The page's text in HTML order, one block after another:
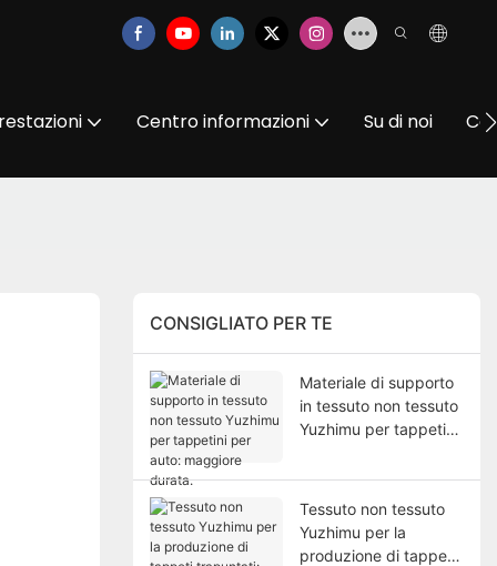
Centro informazioni Su di noi
CONSIGLIATO PER TE
Materiale di supporto
in tessuto non tessuto
Yuzhimu per tappetini
durata.
Tessuto non tessuto
Yuzhimu per la
produzione di tappeti